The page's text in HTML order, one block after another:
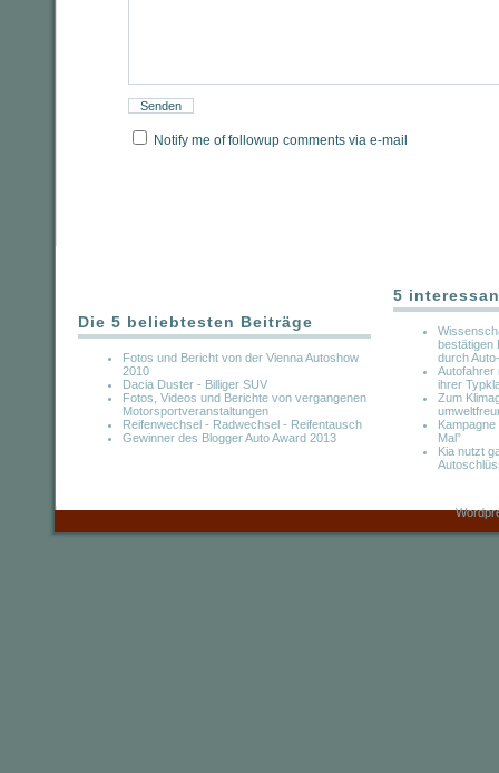
Notify me of followup comments via e-mail
Die 5 beliebtesten Beiträge
Fotos und Bericht von der Vienna Autoshow
2010
Dacia Duster - Billiger SUV
Fotos, Videos und Berichte von vergangenen
Motorsportveranstaltungen
Reifenwechsel - Radwechsel - Reifentausch
Gewinner des Blogger Auto Award 2013
5
bestätigen
durch
Autofahrer
ihrer
Zum
Mal”
Kia nutzt